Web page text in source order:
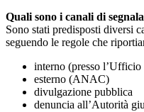
Quali sono i canali di
Sono stati predisposti diversi
seguendo le regole che
interno (presso
esterno (ANAC)
divulgazione pubblica
denuncia all’Autorità